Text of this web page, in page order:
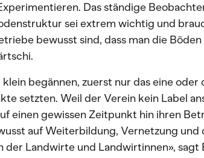
Das ständige
sei extrem wichtig und
bewusst sind, dass man die
begännen, zuerst nur das eine oder
setzten. Weil der Verein kein Label
einen gewissen Zeitpunkt hin ihren
auf Weiterbildung, Vernetzung und
Landwirte und Landwirtinnen», sagt